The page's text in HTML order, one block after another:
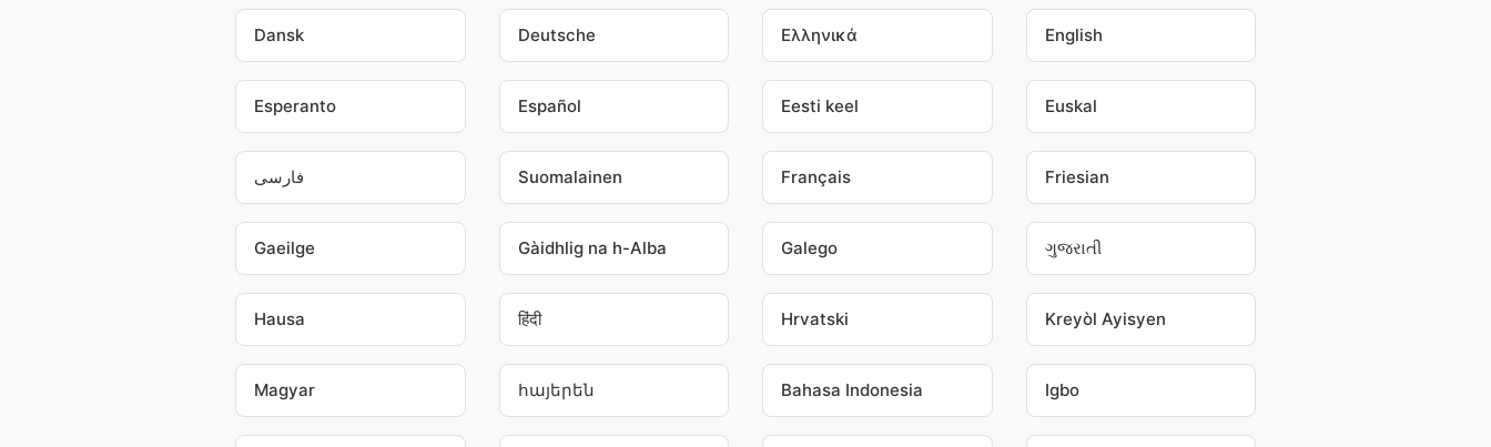
Dansk Deutsche Ελληνικά English
Esperanto Español Eesti keel Euskal
فارسی Suomalainen Français Friesian
Gaeilge Gàidhlig na h-Alba Galego ગુજરાતી
Hausa हिंदी Hrvatski Kreyòl Ayisyen
Magyar հայերեն Bahasa Indonesia Igbo